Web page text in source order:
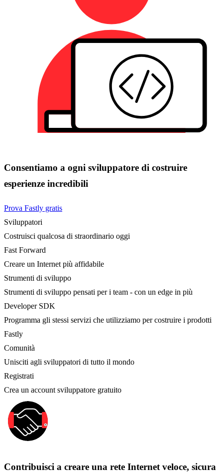
Consentiamo a ogni sviluppatore di costruire
esperienze incredibili
Prova Fastly gratis
Sviluppatori
Costruisci qualcosa di straordinario oggi
Fast Forward
Creare un Internet più affidabile
Strumenti di sviluppo
Strumenti di sviluppo pensati per i team - con un edge in più
Developer SDK
Programma gli stessi servizi che utilizziamo per costruire i prodotti
Fastly
Comunità
Unisciti agli sviluppatori di tutto il mondo
Registrati
Crea un account sviluppatore gratuito
Contribuisci a creare una rete Internet veloce, sicura